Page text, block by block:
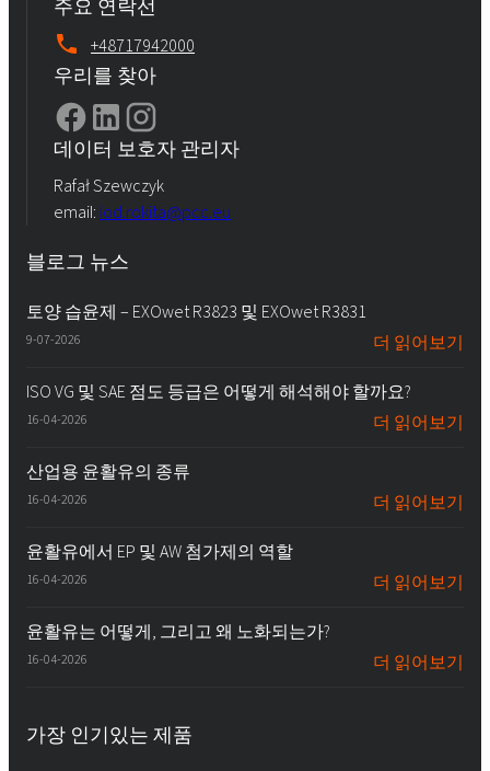
주요 연락선
+48717942000
우리를 찾아
데이터 보호자 관리자
Rafał Szewczyk
email: iod.rokita@pcc.eu
블로그 뉴스
토양 습윤제 – EXOwet R3823 및 EXOwet R3831
9-07-2026 더 읽어보기
ISO VG 및 SAE 점도 등급은 어떻게 해석해야 할까요?
16-04-2026 더 읽어보기
산업용 윤활유의 종류
16-04-2026 더 읽어보기
윤활유에서 EP 및 AW 첨가제의 역할
16-04-2026 더 읽어보기
윤활유는 어떻게, 그리고 왜 노화되는가?
16-04-2026 더 읽어보기
가장 인기있는 제품